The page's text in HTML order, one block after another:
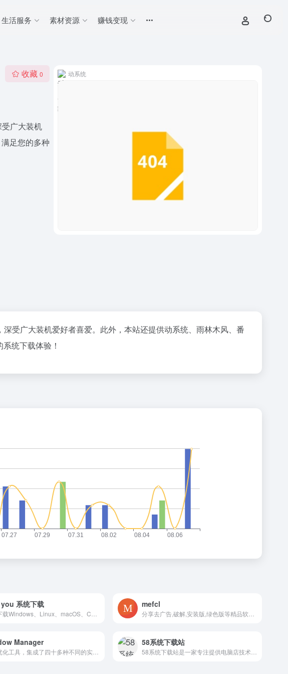
生活服务 素材资源 赚钱变现
收藏 0
广大装机
足您的多种
动系统
受广大装机爱好者喜爱。此外，本站还提供动系统、雨林木风、番
统下载体验！
系统下载 mefcl
Manager 58系统下载站